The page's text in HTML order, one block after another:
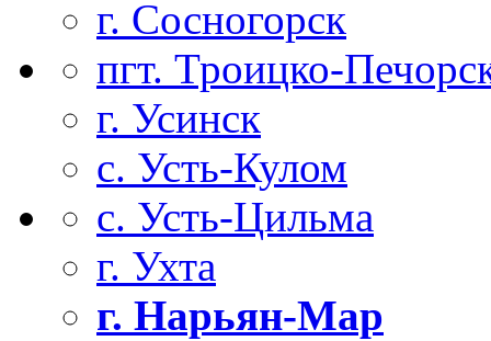
г. Сосногорск
пгт. Троицко-
г. Усинск
с. Усть-Кулом
с. Усть-Цильма
г. Ухта
г. Нарьян-Мар